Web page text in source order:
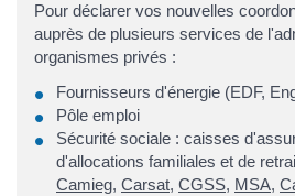
Pour déclarer vos nouvelles
auprès de plusieurs services de
organismes privés :
Fournisseurs d'énergie (EDF,
Pôle emploi
Sécurité sociale : caisses
d'allocations familiales et de
Camieg, Carsat, CGSS, MSA,